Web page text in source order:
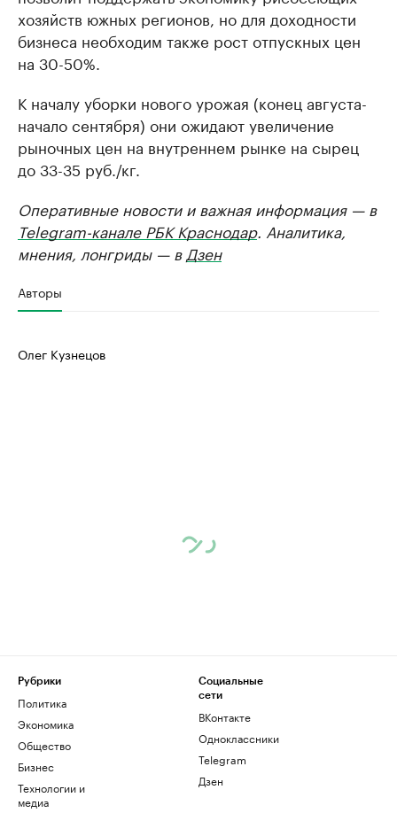
хозяйств южных регионов, но для доходности
бизнеса необходим также рост отпускных цен
на 30-50%.
К началу уборки нового урожая (конец августа-
начало сентября) они ожидают увеличение
рыночных цен на внутреннем рынке на сырец
до 33-35 руб./кг.
Оперативные новости и важная информация — в
Telegram-канале РБК Краснодар. Аналитика,
мнения, лонгриды — в Дзен
Авторы
Олег Кузнецов
Рубрики
Политика
Экономика
Общество
Бизнес
Технологии и
медиа
Социальные
сети
ВКонтакте
Одноклассники
Telegram
Дзен